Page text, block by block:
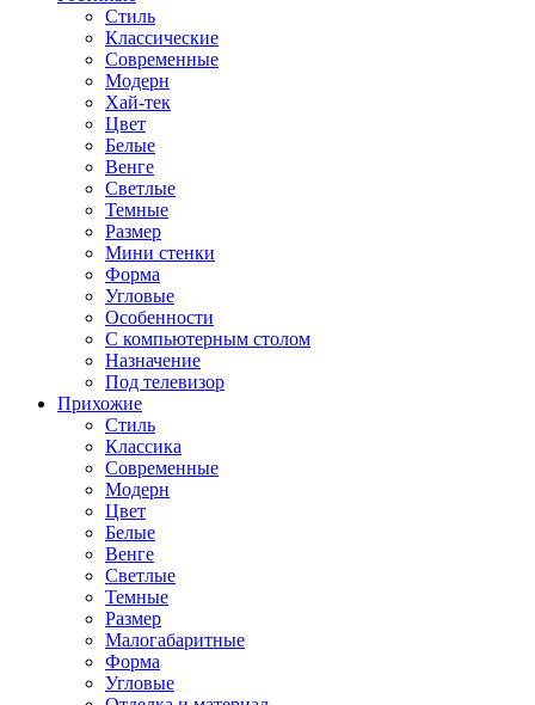
Стиль
Классические
Современные
Модерн
Хай-тек
Цвет
Белые
Венге
Светлые
Темные
Размер
Мини стенки
Форма
Угловые
Особенности
С компьютерным столом
Назначение
Под телевизор
Прихожие
Стиль
Классика
Современные
Модерн
Цвет
Белые
Венге
Светлые
Темные
Размер
Малогабаритные
Форма
Угловые